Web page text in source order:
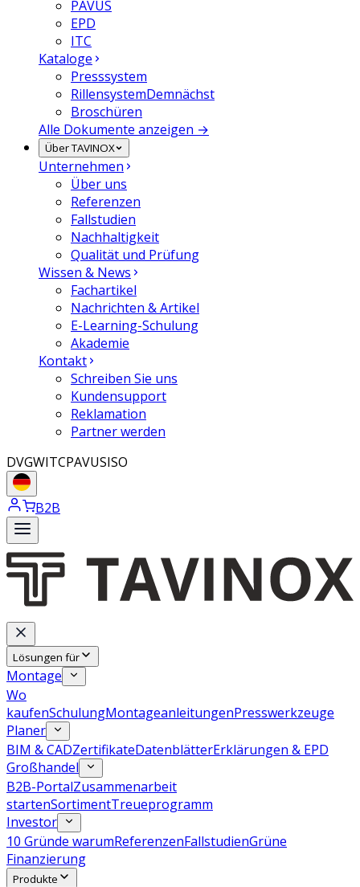
PAVUS
EPD
ITC
Kataloge
Presssystem
RillensystemDemnächst
Broschüren
Alle Dokumente anzeigen →
Über TAVINOX
Unternehmen
Über uns
Referenzen
Fallstudien
Nachhaltigkeit
Qualität und Prüfung
Wissen & News
Fachartikel
Nachrichten & Artikel
E-Learning-Schulung
Akademie
Kontakt
Schreiben Sie uns
Kundensupport
Reklamation
Partner werden
DVGWITCPAVUSISO
B2B
Lösungen für
Montage
Wo
kaufenSchulungMontageanleitungenPresswerkzeuge
Planer
BIM & CADZertifikateDatenblätterErklärungen & EPD
Großhandel
B2B-PortalZusammenarbeit
startenSortimentTreueprogramm
Investor
10 Gründe warumReferenzenFallstudienGrüne
Finanzierung
Produkte